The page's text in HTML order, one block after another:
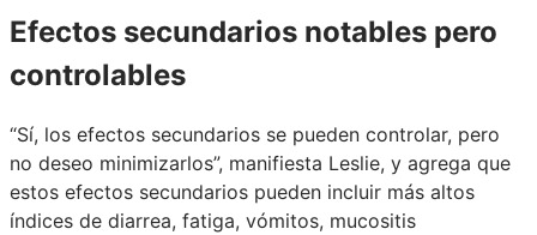
Efectos secundarios notables pero
controlables
“Sí, los efectos secundarios se pueden controlar, pero
no deseo minimizarlos”, manifiesta Leslie, y agrega que
estos efectos secundarios pueden incluir más altos
índices de diarrea, fatiga, vómitos, mucositis